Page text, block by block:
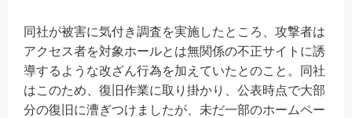
同社が被害に気付き調査を実施したところ、攻撃者は
アクセス者を対象ホールとは無関係の不正サイトに誘
導するような改ざん行為を加えていたとのこと。同社
はこのため、復旧作業に取り掛かり、公表時点で大部
分の復旧に漕ぎつけましたが、未だ一部のホームペー